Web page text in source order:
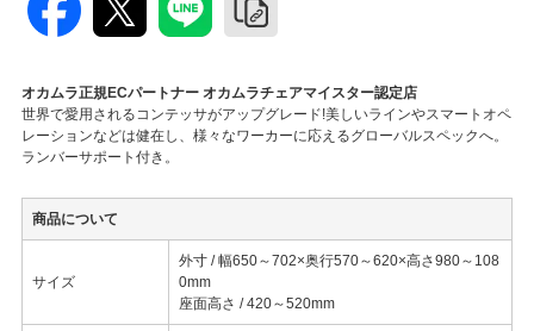
オカムラ正規ECパートナー オカムラチェアマイスター認定店
世界で愛用されるコンテッサがアップグレード!美しいラインやスマートオペ
レーションなどは健在し、様々なワーカーに応えるグローバルスペックへ。
ランバーサポート付き。
商品について
サイズ
外寸 / 幅650～702×奥行570～620×高さ980～108
0mm
座面高さ / 420～520mm